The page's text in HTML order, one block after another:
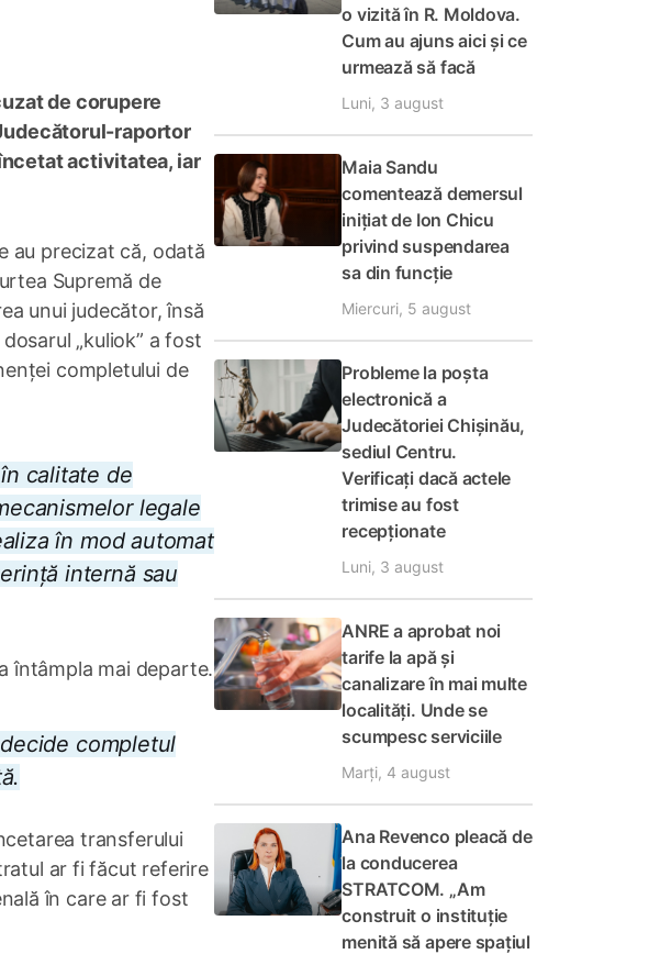
de corupere
raportor
activitatea, iar
au precizat că, odată
Supremă de
unui judecător, însă
„kuliok” a fost
completului de
calitate de
legale
în mod automat
internă sau
întâmpla mai departe.
completul
transferului
ar fi făcut referire
în care ar fi fost
o vizită în R. Moldova.
Cum au ajuns aici și ce
urmează să facă
Luni, 3 august
Maia Sandu
comentează demersul
inițiat de Ion Chicu
privind suspendarea
sa din funcție
Miercuri, 5 august
Probleme la poșta
electronică a
Judecătoriei Chișinău,
sediul Centru.
Verificați dacă actele
trimise au fost
recepționate
Luni, 3 august
ANRE a aprobat noi
tarife la apă și
canalizare în mai multe
localități. Unde se
scumpesc serviciile
Marți, 4 august
Ana Revenco pleacă de
la conducerea
STRATCOM. „Am
construit o instituție
menită să apere spațiul